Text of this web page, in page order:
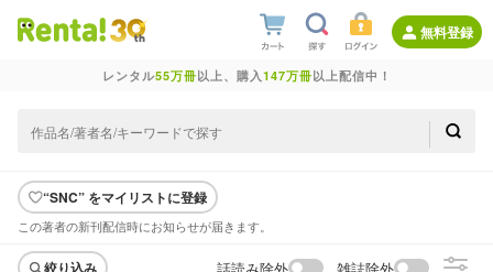
無料登録
レンタル55万冊以上、購入147万冊以上配信中！
“SNC” をマイリストに登録
この著者の新刊配信時にお知らせが届きます。
絞り込み 話読み除外 雑誌除外